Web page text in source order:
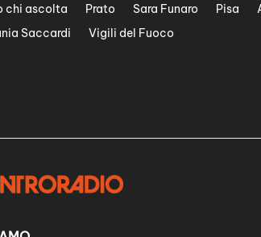
chi ascolta
Prato Sara Funaro Pisa
Saccardi
Vigili del Fuoco